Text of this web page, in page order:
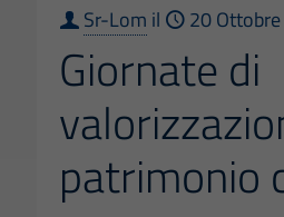
Sr-Lom il 20
Giornate di
patrimonio